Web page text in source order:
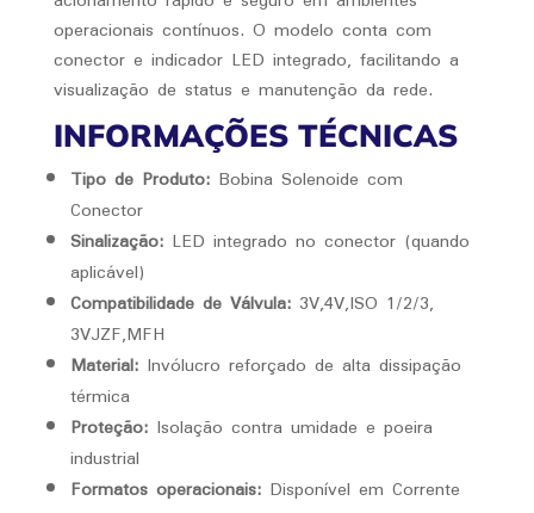
operacionais contínuos. O modelo conta com
conector e indicador LED integrado, facilitando a
visualização de status e manutenção da rede.
INFORMAÇÕES TÉCNICAS
Tipo de Produto:Bobina Solenoide com
Conector
Sinalização:LED integrado no conector (quando
aplicável)
Compatibilidade de Válvula:3V,4V,ISO 1/2/3,
3VJZF,MFH
Material:Invólucro reforçado de alta dissipação
térmica
Proteção:Isolação contra umidade e poeira
industrial
Formatos operacionais:Disponível em Corrente